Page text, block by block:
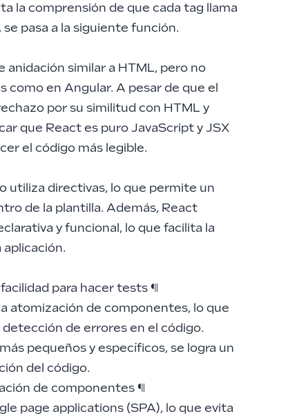
la comprensión de que cada tag llama
se pasa a la siguiente función.
anidación similar a HTML, pero no
como en Angular. A pesar de que el
por su similitud con HTML y
que React es puro JavaScript y JSX
el código más legible.
utiliza directivas, lo que permite un
de la plantilla. Además, React
y funcional, lo que facilita la
para hacer tests ¶
atomización de componentes, lo que
de errores en el código.
pequeños y específicos, se logra un
del código.
de componentes ¶
page applications (SPA), lo que evita